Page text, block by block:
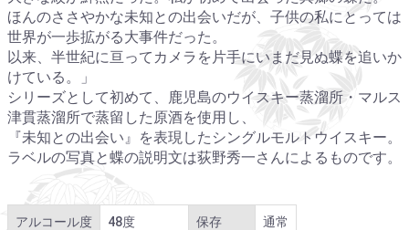
ほんのささやかな未知との出会いだが、子供の私にとっては
世界が一歩拡がる大事件だった。
以来、半世紀に亘ってカメラを片手にいまだ見ぬ蝶を追いか
けている。」
シリーズとして初めて、鹿児島のウイスキー蒸溜所・マルス
津貫蒸溜所で蒸留した原酒を使用し、
『未知との出会い』を表現したシングルモルトウイスキー。
ラベルの写真と蝶の説明文は荻野秀一さんによるものです。
アルコール度 48度 保存 通常